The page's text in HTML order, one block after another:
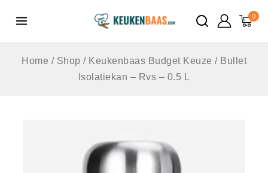
inhoud
0
Home / Shop / Keukenbaas Budget Keuze / Bullet
Isolatiekan – Rvs – 0.5 L